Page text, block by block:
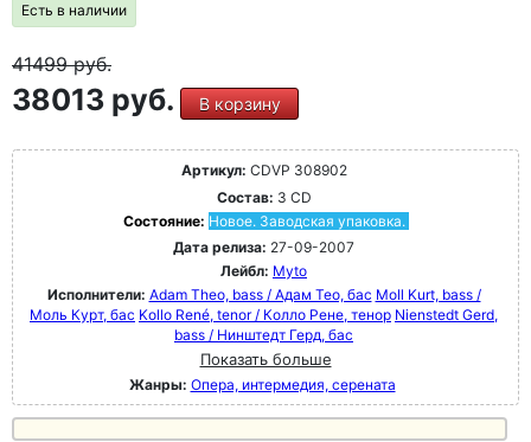
Есть в наличии
41499руб.
38013 руб. В корзину
Артикул: CDVP 308902
Состав: 3 CD
Состояние: Новое. Заводская упаковка.
Дата релиза: 27-09-2007
Лейбл: Myto
Исполнители: Adam Theo, bass / Адам Тео, бас Moll Kurt, bass /
Моль Курт, бас Kollo René, tenor / Колло Рене, тенор Nienstedt Gerd,
bass / Нинштедт Герд, бас
Показать больше
Жанры: Опера, интермедия, серената